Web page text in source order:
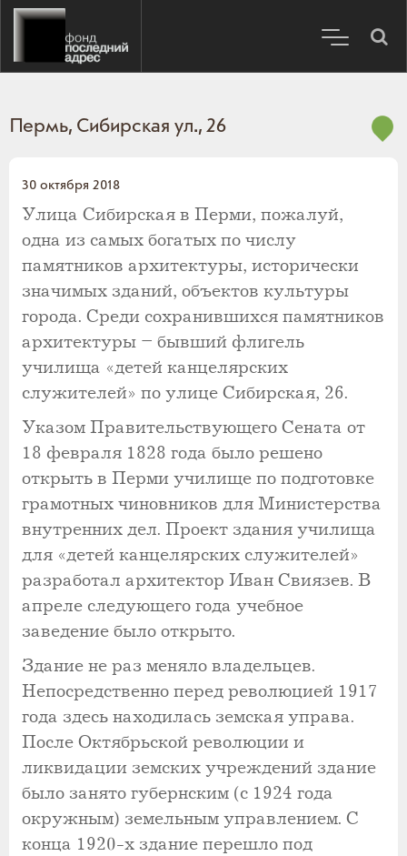
Пермь, Сибирская ул., 26
30 октября 2018
Улица Сибирская в Перми, пожалуй,
одна из самых богатых по числу
памятников архитектуры, исторически
значимых зданий, объектов культуры
города. Среди сохранившихся памятников
архитектуры – бывший флигель
училища «детей канцелярских
служителей» по улице Сибирская, 26.
Указом Правительствующего Сената от
18 февраля 1828 года было решено
открыть в Перми училище по подготовке
грамотных чиновников для Министерства
внутренних дел. Проект здания училища
для «детей канцелярских служителей»
разработал архитектор Иван Свиязев. В
апреле следующего года учебное
заведение было открыто.
Здание не раз меняло владельцев.
Непосредственно перед революцией 1917
года здесь находилась земская управа.
После Октябрьской революции и
ликвидации земских учреждений здание
было занято губернским (с 1924 года
окружным) земельным управлением. С
конца 1920-х здание перешло под